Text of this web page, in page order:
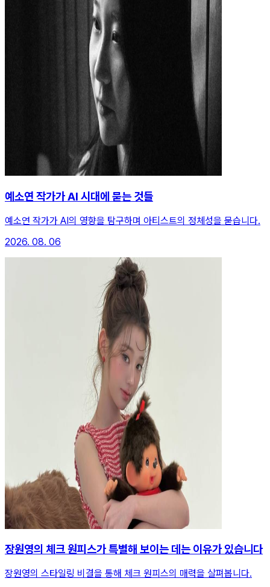
예소연 작가가 AI 시대에 묻는 것들
예소연 작가가 AI의 영향을 탐구하며 아티스트의 정체성을 묻습니다.
2026. 08. 06
장원영의 체크 원피스가 특별해 보이는 데는 이유가 있습니다
장원영의 스타일링 비결을 통해 체크 원피스의 매력을 살펴봅니다.